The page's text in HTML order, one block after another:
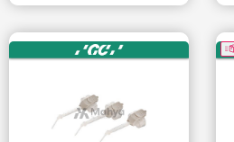
SEPETE EKLE